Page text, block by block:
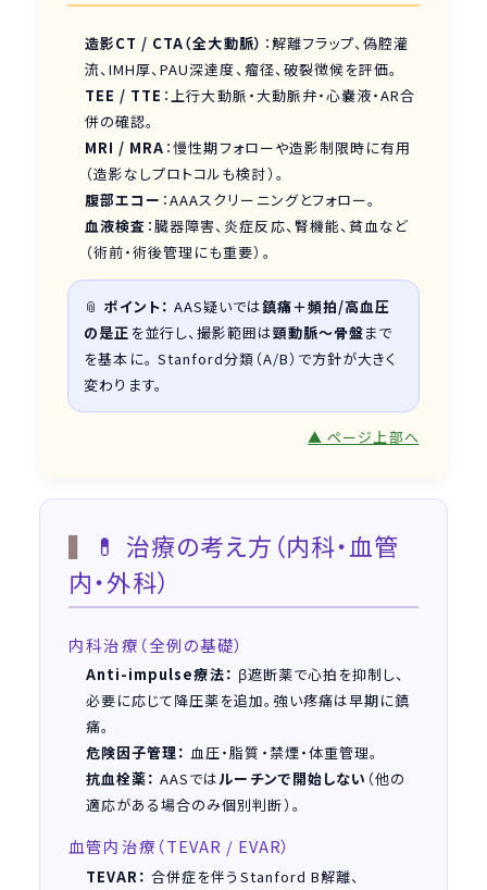
造影CT / CTA（全大動脈） ：解離フラップ、偽腔灌
流、IMH厚、PAU深達度、瘤径、破裂徴候を評価。
TEE / TTE ：上行大動脈・大動脈弁・心嚢液・AR合
併の確認。
MRI / MRA ：慢性期フォローや造影制限時に有用
（造影なしプロトコルも検討）。
腹部エコー ：AAAスクリーニングとフォロー。
血液検査 ：臓器障害、炎症反応、腎機能、貧血など
（術前・術後管理にも重要）。
📎 ポイント： AAS疑いでは鎮痛＋頻拍/高血圧
の是正 を並行し、撮影範囲は頸動脈〜骨盤まで
を基本に。 Stanford分類（A/B）で方針が大きく
変わります。
▲ ページ上部へ
💊 治療の考え方（内科・血管
内・外科）
内科治療（全例の基礎）
Anti-impulse療法： β遮断薬で心拍を抑制し、
必要に応じて降圧薬を追加。強い疼痛は早期に鎮
痛。
危険因子管理： 血圧・脂質・禁煙・体重管理。
抗血栓薬： AASではルーチンで開始しない （他の
適応がある場合のみ個別判断）。
血管内治療（TEVAR / EVAR）
TEVAR： 合併症を伴うStanford B解離、